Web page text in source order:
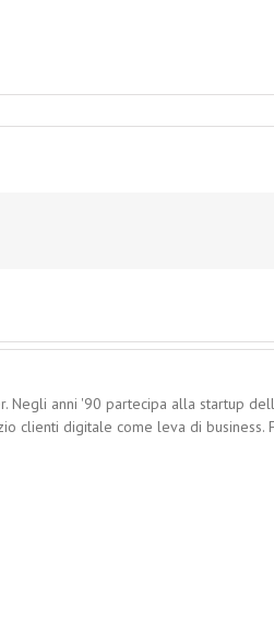
Negli anni '90 partecipa alla
clienti digitale come leva di